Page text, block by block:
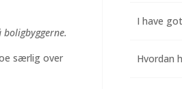
særlig over
I have
Hvordan